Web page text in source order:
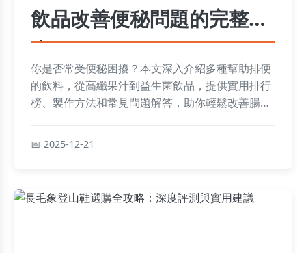
飲品改善便秘問題的完整指
南
你是否常受便秘困擾？本文深入介紹多種幫助排便
的飲料，從高纖果汁到益生菌飲品，提供實用排行
榜、製作方法和常見問題解答，助你輕鬆改善腸道
2025-12-21